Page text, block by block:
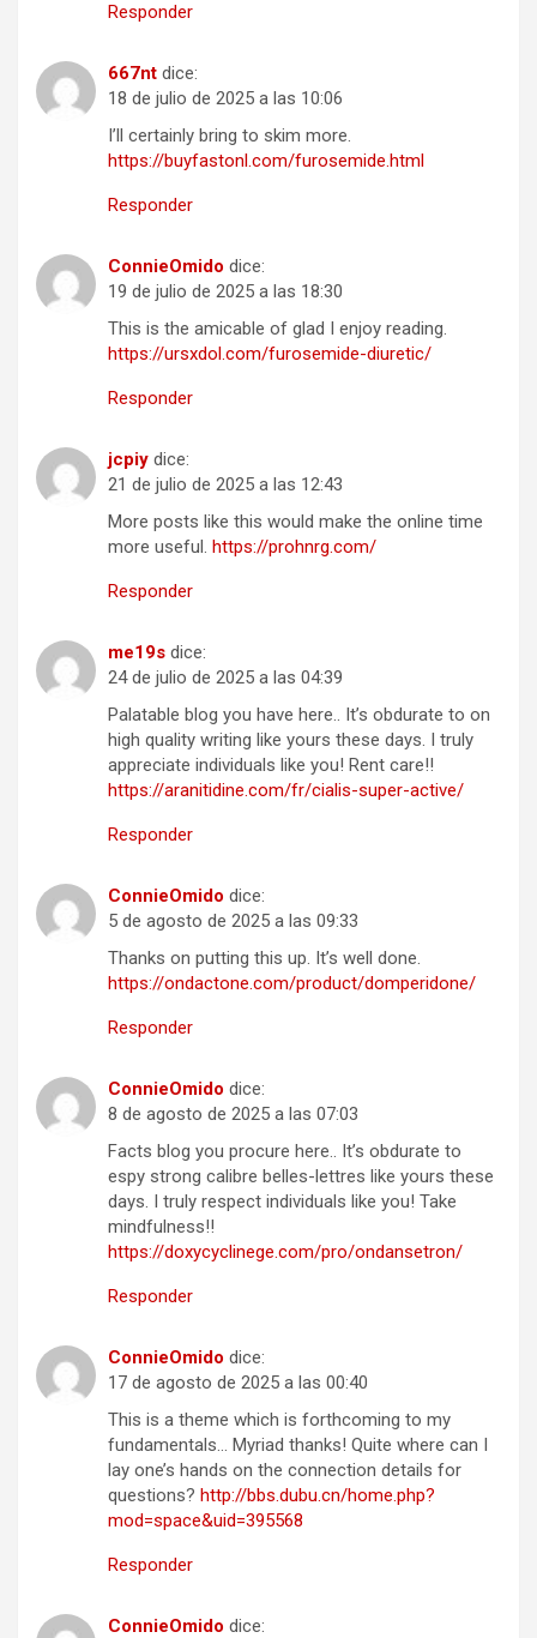
Responder
667nt dice:
18 de julio de 2025 a las 10:06
I’ll certainly bring to skim more.
https://buyfastonl.com/furosemide.html
Responder
ConnieOmido dice:
19 de julio de 2025 a las 18:30
This is the amicable of glad I enjoy reading.
https://ursxdol.com/furosemide-diuretic/
Responder
jcpiy dice:
21 de julio de 2025 a las 12:43
More posts like this would make the online time
more useful. https://prohnrg.com/
Responder
me19s dice:
24 de julio de 2025 a las 04:39
Palatable blog you have here.. It’s obdurate to on
high quality writing like yours these days. I truly
appreciate individuals like you! Rent care!!
https://aranitidine.com/fr/cialis-super-active/
Responder
ConnieOmido dice:
5 de agosto de 2025 a las 09:33
Thanks on putting this up. It’s well done.
https://ondactone.com/product/domperidone/
Responder
ConnieOmido dice:
8 de agosto de 2025 a las 07:03
Facts blog you procure here.. It’s obdurate to
espy strong calibre belles-lettres like yours these
days. I truly respect individuals like you! Take
mindfulness!!
https://doxycyclinege.com/pro/ondansetron/
Responder
ConnieOmido dice:
17 de agosto de 2025 a las 00:40
This is a theme which is forthcoming to my
fundamentals… Myriad thanks! Quite where can I
lay one’s hands on the connection details for
questions? http://bbs.dubu.cn/home.php?
mod=space&uid=395568
Responder
ConnieOmido dice: